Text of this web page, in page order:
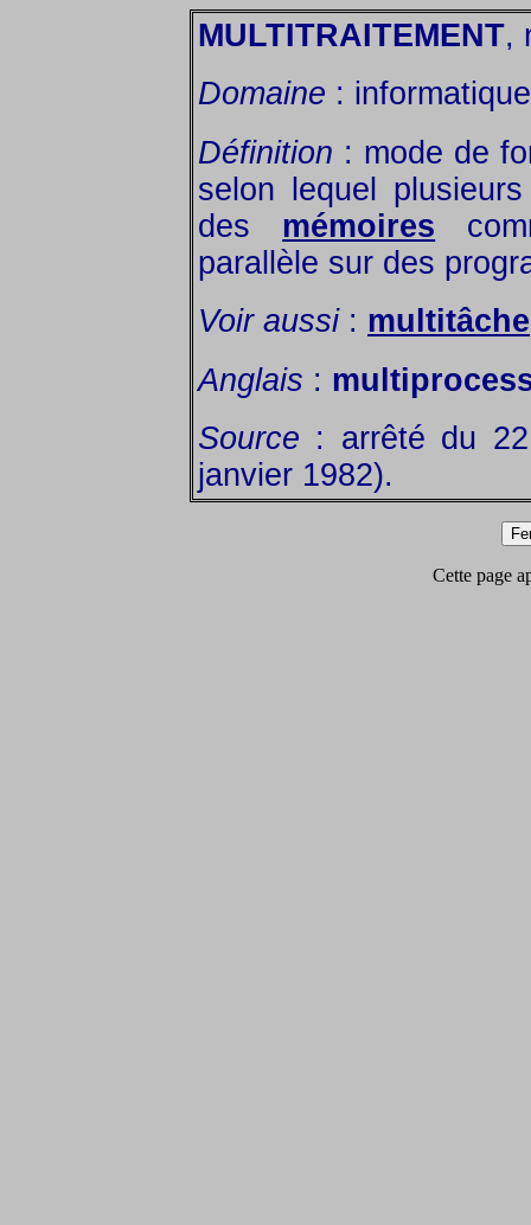
MULTITRAITEMENT,
Domaine :
Définition : mode de
selon lequel
des mémoires
parallèle sur des
Voir aussi: multitâche
Anglais :
Source : arrêté du
janvier 1982).
Cette page